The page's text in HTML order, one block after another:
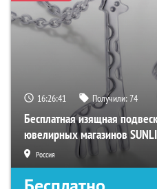
16:26:40 Получили:74
Бесплатная изящная
ювелирных магазинов
Россия